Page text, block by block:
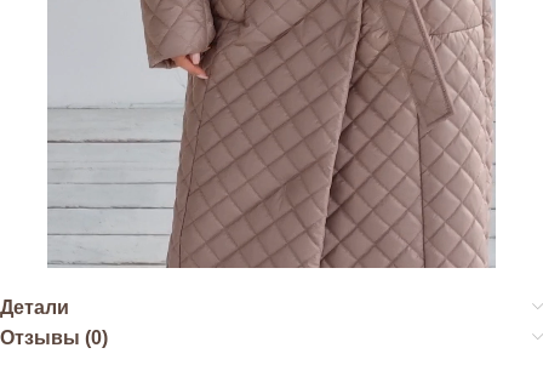
Детали
Отзывы (0)